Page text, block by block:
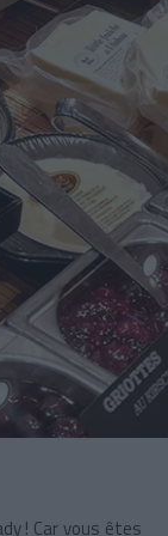
! Car vous êtes